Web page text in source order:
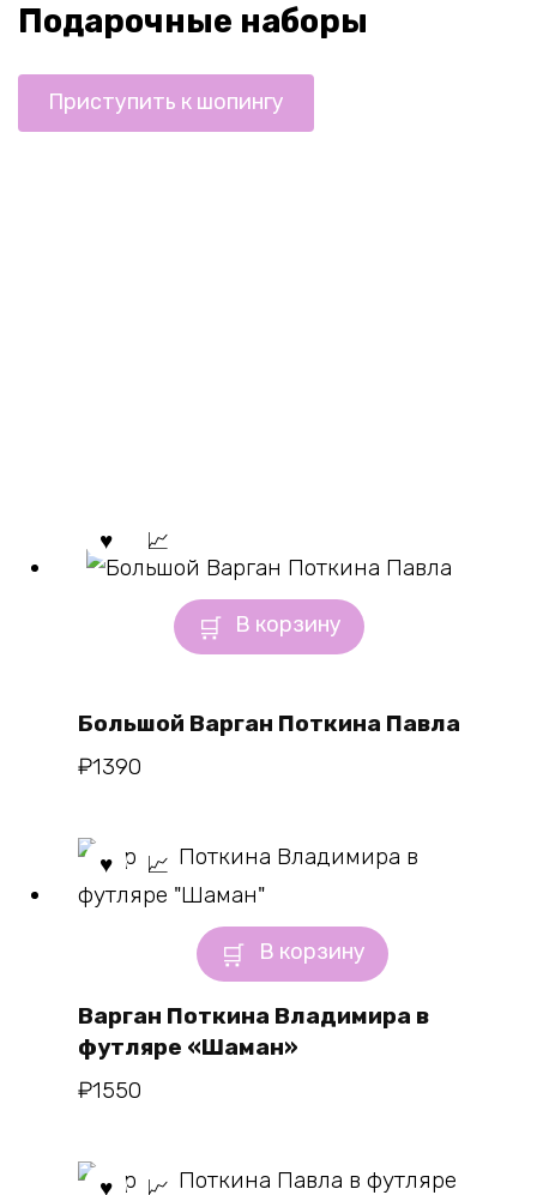
Подарочные наборы
Приступить к шопингу
В корзину
Большой Варган Поткина Павла
₽1390
В корзину
Варган Поткина Владимира в
футляре «Шаман»
₽1550